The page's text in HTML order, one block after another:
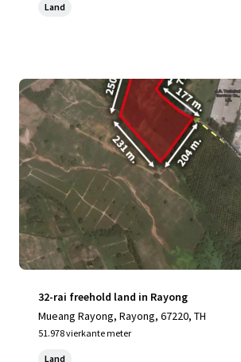
Land
32-rai freehold land in Rayong
Mueang Rayong, Rayong, 67220, TH
51.978 vierkante meter
Land